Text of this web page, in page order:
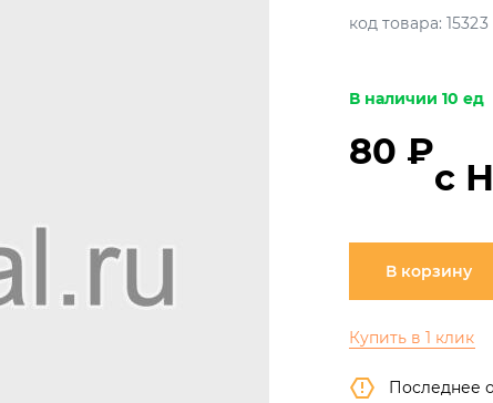
код товара: 15323
В наличии 10 ед
80 ₽
с
В корзину
Купить в 1 клик
Последнее